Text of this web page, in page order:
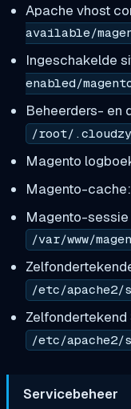
Apache vhost
available/
Ingeschakelde
enabled/
Beheerders- en
/root/
Magento
Magento-cache:
Magento-
/var/www/
/etc/apache2/
/etc/
Servicebeheer